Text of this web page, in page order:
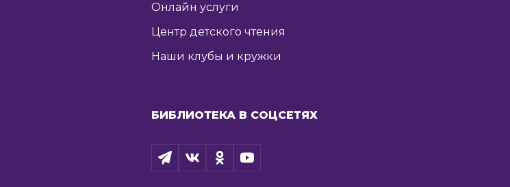
Онлайн услуги
Центр детского чтения
Наши клубы и кружки
БИБЛИОТЕКА В СОЦСЕТЯХ